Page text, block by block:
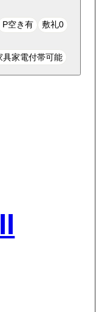
P空き有 敷礼0
具家電付帯可能